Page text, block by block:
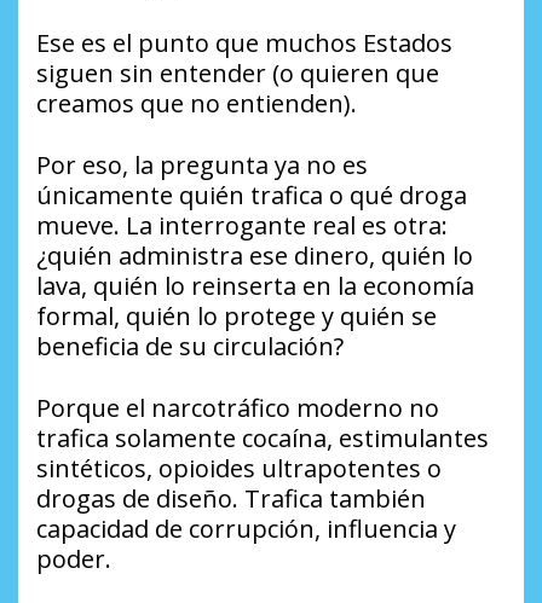
Ese es el punto que muchos Estados
siguen sin entender (o quieren que
creamos que no entienden).
Por eso, la pregunta ya no es
únicamente quién trafica o qué droga
mueve. La interrogante real es otra:
¿quién administra ese dinero, quién lo
lava, quién lo reinserta en la economía
formal, quién lo protege y quién se
beneficia de su circulación?
Porque el narcotráfico moderno no
trafica solamente cocaína, estimulantes
sintéticos, opioides ultrapotentes o
drogas de diseño. Trafica también
capacidad de corrupción, influencia y
poder.